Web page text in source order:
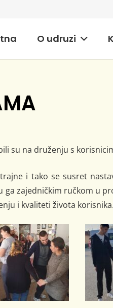
O udruzi
su na druženju s
i tako se susret
zajedničkim ručkom u
i kvaliteti života korisnika.